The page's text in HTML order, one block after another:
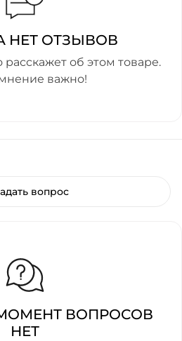
НЕТ ОТЗЫВОВ
расскажет об этом товаре.
важно!
вопрос
ВОПРОСОВ
НЕТ